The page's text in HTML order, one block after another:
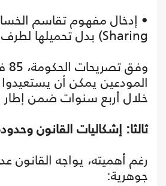
Sharing) بدل تحميلها لطرف واحد.
المودعين يمكن أن
خلال أربع سنوات ضمن إطار
ثالثا: إشكاليات القانون
رغم أهميته، يواجه القانون
جوهرية: